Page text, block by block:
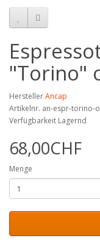
"Torino"
HerstellerAncap
Artikelnr. an-espr-torino-
Verfügbarkeit Lagernd
68,00CHF
Menge